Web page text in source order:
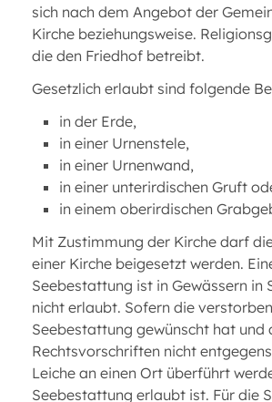
sich nach dem Angebot der
Kirche beziehungsweise.
die den Friedhof betreibt.
Gesetzlich erlaubt sind folgende
in der Erde,
in einer Urnenstele,
in einer Urnenwand,
in einer unterirdischen Gruft
in einem oberirdischen
Mit Zustimmung der Kirche darf
einer Kirche beigesetzt werden.
Seebestattung ist in Gewässern in
nicht erlaubt. Sofern die
Seebestattung gewünscht hat und
Rechtsvorschriften nicht
Leiche an einen Ort überführt
Seebestattung erlaubt ist. Für die